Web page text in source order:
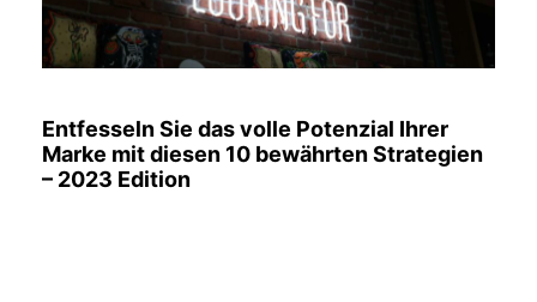
Entfesseln Sie das volle Potenzial Ihrer
Marke mit diesen 10 bewährten Strategien
– 2023 Edition